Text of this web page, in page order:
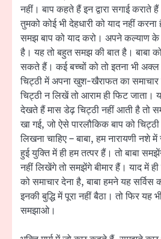
नहीं। बाप कहते हैं इन द्वारा सगाई कराते
तुमको कोई भी देहधारी को याद नहीं
समझ बाप को याद करो। अपने कल्याण के
है। यह तो बहुत समझ की बात है। बाबा
सकते हैं। कई बच्चों को तो इतना भी अक्ल
चिट्ठी में अपना खुश-खैराफत का
चिट्ठी न लिखें तो आराम ही फिट जाता।
देखते हैं मास डेढ़ चिट्ठी नहीं आती है तो
खा गई, जो ऐसे पारलौकिक बाप को
लिखना चाहिए – बाबा, हम नारायणी
हुई युक्ति में ही हम तत्पर हैं। तो बाबा
नहीं लिखेंगे तो समझेंगे बीमार हैं। याद में ही
को समाचार देना है, बाबा हमने यह
इनकी बुद्धि में पूरा नहीं बैठा। तो फिर यह
समझाओ।